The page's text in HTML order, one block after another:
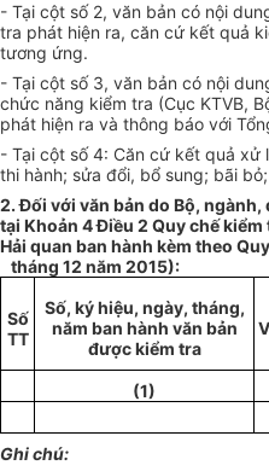
- Tại cột số 2, văn bản có nội
tra phát hiện ra, căn cứ kết quả
tương ứng.
- Tại cột số 3, văn bản có nội
chức năng kiểm tra (Cục KTVB,
phát hiện ra và thông báo với
- Tại cột số 4: Căn cứ kết quả xử
thi hành; sửa đổi, bổ sung; bãi bỏ;
2. Đối với văn bản do Bộ,
tại Khoản 4Điều 2 Quy chế
Hải quan ban hành kèm theo
tháng 12 năm 2015):
Số
TT
Số, ký hiệu, ngày, tháng,
năm ban hành văn bản
được kiểm tra
(1)
Ghi chú: